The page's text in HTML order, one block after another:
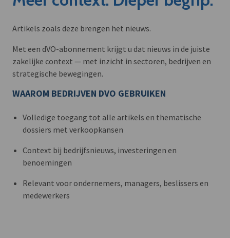
Artikels zoals deze brengen het nieuws.
Met een dVO-abonnement krijgt u dat nieuws in de juiste
zakelijke context — met inzicht in sectoren, bedrijven en
strategische bewegingen.
WAAROM BEDRIJVEN DVO GEBRUIKEN
Volledige toegang tot alle artikels en thematische
dossiers met verkoopkansen
Context bij bedrijfsnieuws, investeringen en
benoemingen
Relevant voor ondernemers, managers, beslissers en
medewerkers